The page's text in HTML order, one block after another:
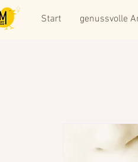
Start genussvolle